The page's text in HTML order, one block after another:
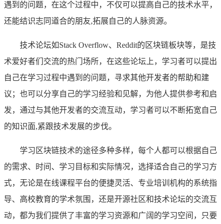
遇到的问题，在这个过程中，不仅可以提高自己的技术水平，
还能结识志同道合的朋友,拓展自己的人脉资源。
技术论坛如Stack Overflow、Reddit的区块链板块等，是技
术爱好者们交流的热门场所，在这些论坛上，学习者可以提出
自己在学习过程中遇到的问题，寻求其他开发者的帮助和建
议；也可以分享自己的学习经验和见解，为他人提供参考和启
发，通过与其他开发者的交流互动，学习者可以不断拓宽自己
的知识面,紧跟技术发展的步伐。
学习区块链技术的途径多种多样，每个人都可以根据自己
的需求、时间、学习目标和实际情况，选择适合自己的学习方
式，无论是在线课程平台的便捷灵活、专业培训机构的系统指
导、高校教育的学术氛围，还是开源社区和技术论坛的交流互
动，都为我们提供了丰富的学习资源和广阔的学习空间，只要